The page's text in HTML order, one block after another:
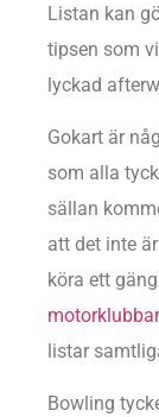
Listan kan
tipsen som
lyckad
Gokart är
som alla
sällan
att det inte
köra ett
listar
Bowling